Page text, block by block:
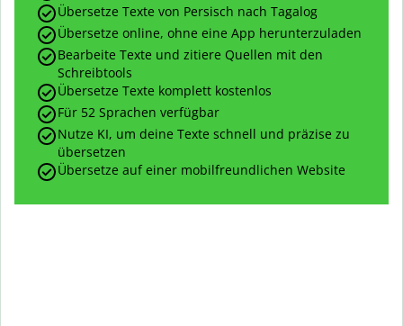
Übersetze Texte von Persisch nach Tagalog
Übersetze online, ohne eine App herunterzuladen
Bearbeite Texte und zitiere Quellen mit den
Schreibtools
Übersetze Texte komplett kostenlos
Für 52 Sprachen verfügbar
Nutze KI, um deine Texte schnell und präzise zu
übersetzen
Übersetze auf einer mobilfreundlichen Website